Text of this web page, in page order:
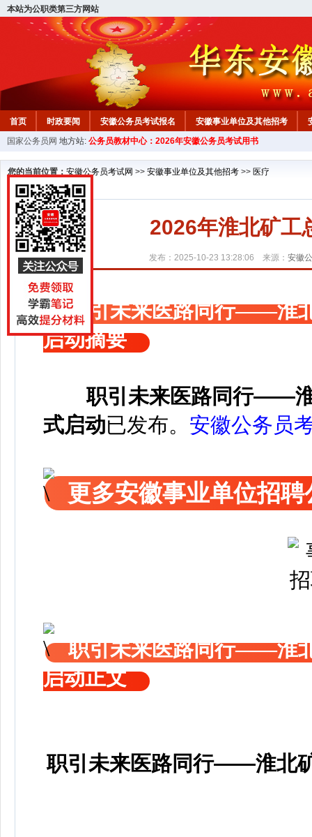
本站为公职类第三方网站
首页 时政要闻 安徽公务员考试报名 安徽事业单位及其他招考
安徽公务员行测试题 在线咨询 教材中心
国家公务员网 地方站: 公务员教材中心：2026年安徽公务员考试用书
您的当前位置： 安徽公务员考试网 >> 安徽事业单位及其他招考 >> 医疗
2026年淮北矿工
发布：2025-10-23 13:28:06 来源： 安徽
职引未来医路同行——淮
启动摘要
职引未来医路同行——
式启动已发布。 安徽公务员
更多安徽事业单位招聘
职引未来医路同行——淮
启动正文
职引未来医路同行——淮北